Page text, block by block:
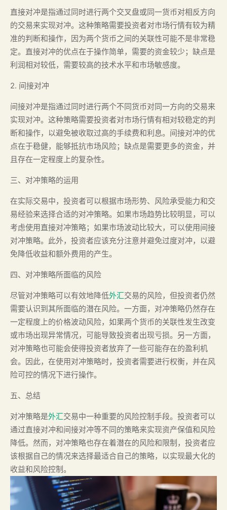
直接对冲是指通过同时进行两个交叉盘或同一货币对相反方向
的交易来实现对冲。这种策略需要投资者对市场行情有较为精
准的判断和操作，因为两个货币之间的关联性可能不是非常稳
定。直接对冲的优点在于操作简单，需要的资金较少；缺点是
利润相对较低，需要较高的技术水平和市场敏感度。
2. 间接对冲
间接对冲是指通过同时进行两个不同货币对同一方向的交易来
实现对冲。这种策略需要投资者对市场行情有相对较稳定的判
断和操作，以避免被收取过高的手续费和利息。间接对冲的优
点在于稳健，能够抵抗市场风险；缺点是需要更多的资金，并
且存在一定程度上的复杂性。
三、对冲策略的运用
在实际交易中，投资者可以根据市场形势、风险承受能力和交
易经验来选择合适的对冲策略。如果市场趋势比较明显，可以
考虑使用直接对冲策略；如果市场波动比较大，可以使用间接
对冲策略。此外，投资者应该充分注意并避免过度对冲，以避
免降低收益和额外费用的产生。
四、对冲策略所面临的风险
尽管对冲策略可以有效地降低外汇交易的风险，但投资者仍然
需要认识到其所面临的潜在风险。一方面，对冲策略仍然存在
一定程度上的价格波动风险，如果两个货币的关联性发生改变
或市场出现异常情况，可能导致投资者出现亏损。另一方面，
对冲策略也可能会使得投资者放弃了一些可能存在的盈利机
会。因此，在使用对冲策略时，投资者需要进行权衡，并在风
险可控的情况下进行操作。
五、总结
对冲策略是外汇交易中一种重要的风险控制手段。投资者可以
通过直接对冲和间接对冲等不同的策略来实现资产保值和风险
降低。然而，对冲策略也存在着潜在的风险和限制，投资者应
该根据自己的情况来选择最适合自己的策略，以实现最大化的
收益和风险控制。